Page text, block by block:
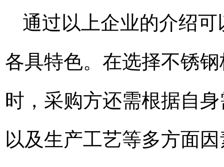
通过以上企业的介绍
各具特色。在选择不锈
时，采购方还需根据自
以及生产工艺等多方面